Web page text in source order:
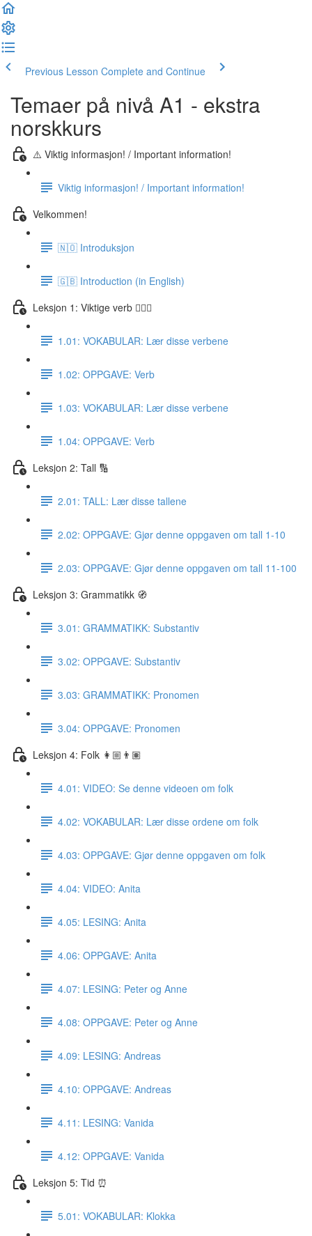
Previous Lesson Complete and Continue
Temaer på nivå A1 - ekstra
norskkurs
⚠️ Viktig informasjon! / Important information!
Viktig informasjon! / Important information!
Velkommen!
🇳🇴 Introduksjon
🇬🇧 Introduction (in English)
Leksjon 1: Viktige verb 🏃🏻‍♀️
1.01: VOKABULAR: Lær disse verbene
1.02: OPPGAVE: Verb
1.03: VOKABULAR: Lær disse verbene
1.04: OPPGAVE: Verb
Leksjon 2: Tall 🔢
2.01: TALL: Lær disse tallene
2.02: OPPGAVE: Gjør denne oppgaven om tall 1-10
2.03: OPPGAVE: Gjør denne oppgaven om tall 11-100
Leksjon 3: Grammatikk 🧭
3.01: GRAMMATIKK: Substantiv
3.02: OPPGAVE: Substantiv
3.03: GRAMMATIKK: Pronomen
3.04: OPPGAVE: Pronomen
Leksjon 4: Folk 👩🏼👨🏽
4.01: VIDEO: Se denne videoen om folk
4.02: VOKABULAR: Lær disse ordene om folk
4.03: OPPGAVE: Gjør denne oppgaven om folk
4.04: VIDEO: Anita
4.05: LESING: Anita
4.06: OPPGAVE: Anita
4.07: LESING: Peter og Anne
4.08: OPPGAVE: Peter og Anne
4.09: LESING: Andreas
4.10: OPPGAVE: Andreas
4.11: LESING: Vanida
4.12: OPPGAVE: Vanida
Leksjon 5: Tid ⏰
5.01: VOKABULAR: Klokka